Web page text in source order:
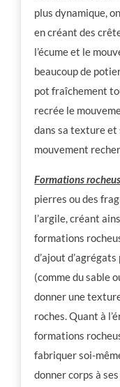
plus dynamique,
en créant des
l’écume et le
beaucoup de
pot fraîchement
recrée le
dans sa texture et
mouvement
Formations
pierres ou des
l’argile, créant
formations
d’ajout
(comme du sable
donner une
roches. Quant à
formations
fabriquer soi-
donner corps à